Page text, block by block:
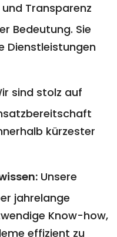
Transparenz
Bedeutung. Sie
Dienstleistungen
sind stolz auf
kürzester
Unsere
jahrelange
Know-how,
effizient zu